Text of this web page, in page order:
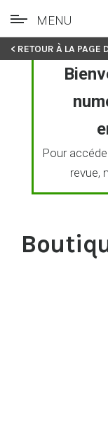
MENU
< RETOUR À LA PAGE
Pour
revue,